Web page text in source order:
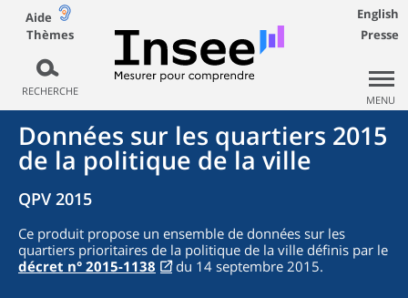
Aide
Thèmes
RECHERCHE
English
Presse
MENU
Données sur les quartiers 2015
de la politique de la ville
QPV 2015
Ce produit propose un ensemble de données sur les
quartiers prioritaires de la politique de la ville définis par le
décret n° 2015-1138
du 14 septembre 2015.